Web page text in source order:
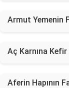
Armut Yemenin
Aç Karnına
Aferin Hapının